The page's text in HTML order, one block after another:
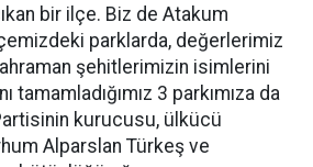
bir ilçe. Biz de Atakum
parklarda, değerlerimiz
şehitlerimizin isimlerini
tamamladığımız 3 parkımıza da
kurucusu, ülkücü
Alparslan Türkeş ve